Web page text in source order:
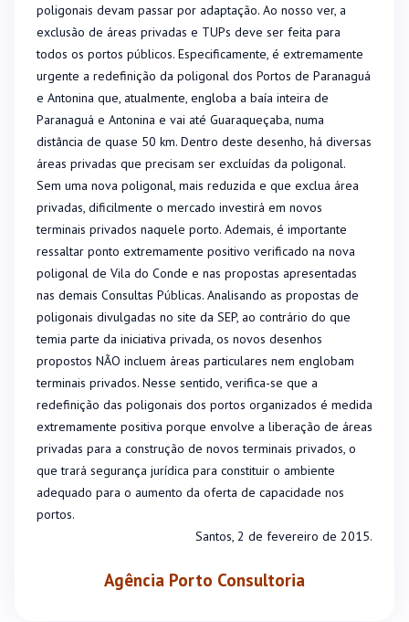
poligonais devam passar por adaptação. Ao nosso ver, a
exclusão de áreas privadas e TUPs deve ser feita para
todos os portos públicos. Especificamente, é extremamente
urgente a redefinição da poligonal dos Portos de Paranaguá
e Antonina que, atualmente, engloba a baía inteira de
Paranaguá e Antonina e vai até Guaraqueçaba, numa
distância de quase 50 km. Dentro deste desenho, há diversas
áreas privadas que precisam ser excluídas da poligonal.
Sem uma nova poligonal, mais reduzida e que exclua área
privadas, dificilmente o mercado investirá em novos
terminais privados naquele porto. Ademais, é importante
ressaltar ponto extremamente positivo verificado na nova
poligonal de Vila do Conde e nas propostas apresentadas
nas demais Consultas Públicas. Analisando as propostas de
poligonais divulgadas no site da SEP, ao contrário do que
temia parte da iniciativa privada, os novos desenhos
propostos NÃO incluem áreas particulares nem englobam
terminais privados. Nesse sentido, verifica-se que a
redefinição das poligonais dos portos organizados é medida
extremamente positiva porque envolve a liberação de áreas
privadas para a construção de novos terminais privados, o
que trará segurança jurídica para constituir o ambiente
adequado para o aumento da oferta de capacidade nos
portos.
Santos, 2 de fevereiro de 2015.
Agência Porto Consultoria